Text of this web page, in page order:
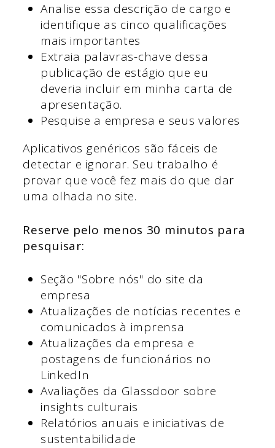
Analise essa descrição de cargo e
identifique as cinco qualificações
mais importantes
Extraia palavras-chave dessa
publicação de estágio que eu
deveria incluir em minha carta de
apresentação.
Pesquise a empresa e seus valores
Aplicativos genéricos são fáceis de
detectar e ignorar. Seu trabalho é
provar que você fez mais do que dar
uma olhada no site.
Reserve pelo menos 30 minutos para
pesquisar:
Seção "Sobre nós" do site da
empresa
Atualizações de notícias recentes e
comunicados à imprensa
Atualizações da empresa e
postagens de funcionários no
LinkedIn
Avaliações da Glassdoor sobre
insights culturais
Relatórios anuais e iniciativas de
sustentabilidade